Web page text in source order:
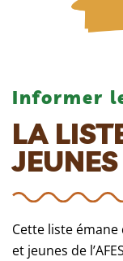
Informer
LA
JEUNES
Cette liste
et jeunes de